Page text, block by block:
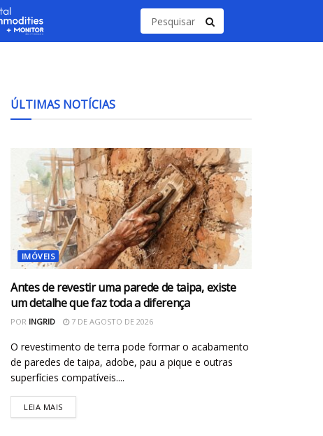
ÚLTIMAS NOTÍCIAS
IMÓVEIS
Antes de revestir uma parede de taipa, existe
um detalhe que faz toda a diferença
POR INGRID 7 DE AGOSTO DE 2026
O revestimento de terra pode formar o acabamento
de paredes de taipa, adobe, pau a pique e outras
superfícies compatíveis....
LEIA MAIS